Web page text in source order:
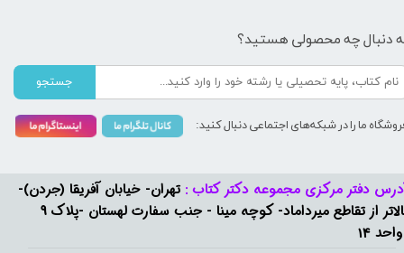
دفتر مرکزی مجموعه دکتر کتاب : تهران- خیابان آفریقا (جردن)-
بالاتر از تقاطع میرداماد- کوچه مینا - جنب سفارت لهستان -پلاک 9
14
دنبال چه محصولی هستید؟
جستجو
ما را در شبکه‌های اجتماعی دنبال کنید: